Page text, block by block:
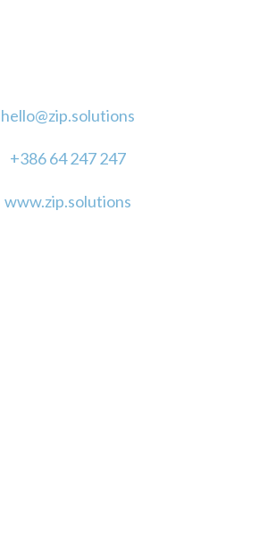
hello@zip.solutions
+386 64 247 247
www.zip.solutions